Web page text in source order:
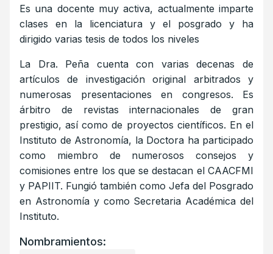
Es una docente muy activa, actualmente imparte
clases en la licenciatura y el posgrado y ha
dirigido varias tesis de todos los niveles
La Dra. Peña cuenta con varias decenas de
artículos de investigación original arbitrados y
numerosas presentaciones en congresos. Es
árbitro de revistas internacionales de gran
prestigio, así como de proyectos científicos. En el
Instituto de Astronomía, la Doctora ha participado
como miembro de numerosos consejos y
comisiones entre los que se destacan el CAACFMI
y PAPIIT. Fungió también como Jefa del Posgrado
en Astronomía y como Secretaria Académica del
Instituto.
Nombramientos: